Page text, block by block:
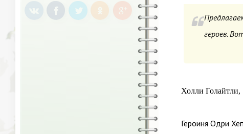
героев.
Холли
Героиня Одри